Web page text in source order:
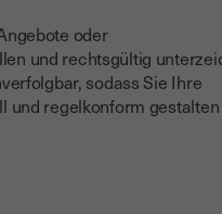
oder
und rechtsgültig
sodass Sie Ihre
und regelkonform gestalten